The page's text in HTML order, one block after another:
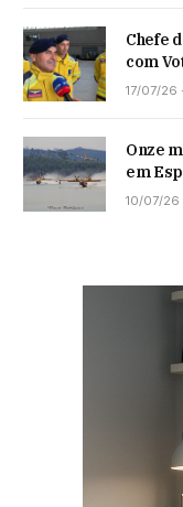
Chefe
com
17/07/26
Onze
em
10/07/26